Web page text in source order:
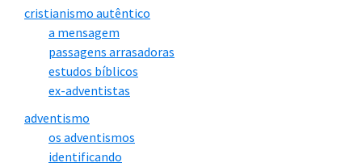
cristianismo autêntico
a mensagem
passagens arrasadoras
estudos bíblicos
ex-adventistas
adventismo
os adventismos
identificando